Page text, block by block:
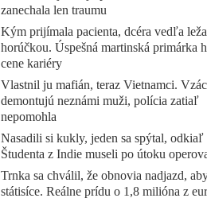
zanechala len traumu
Kým prijímala pacienta, dcéra vedľa
horúčkou. Úspešná martinská primárka
cene kariéry
Vlastnil ju mafián, teraz Vietnamci.
demontujú neznámi muži, polícia zatiaľ
nepomohla
Nasadili si kukly, jeden sa spýtal, odkiaľ
Študenta z Indie museli po útoku
Trnka sa chválil, že obnovia nadjazd,
státisíce. Reálne prídu o 1,8 milióna z